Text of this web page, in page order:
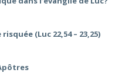
(Luc 22,54 – 23,25)